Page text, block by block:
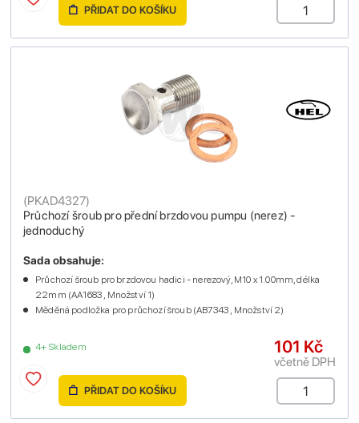
PŘIDAT DO KOŠÍKU
Průchozí šroub pro přední brzdovou pumpu (nerez) -
jednoduchý
(PKAD4327)
4+ Skladem
Sada obsahuje:
Průchozí šroub pro brzdovou hadici - nerezový, M10 x 1.00mm, délka
22mm (AA1683 , Množství 1)
Měděná podložka pro průchozí šroub (AB7343 , Množství 2)
101 Kč
včetně DPH
PŘIDAT DO KOŠÍKU